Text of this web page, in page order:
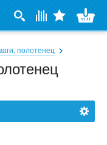
полотенец